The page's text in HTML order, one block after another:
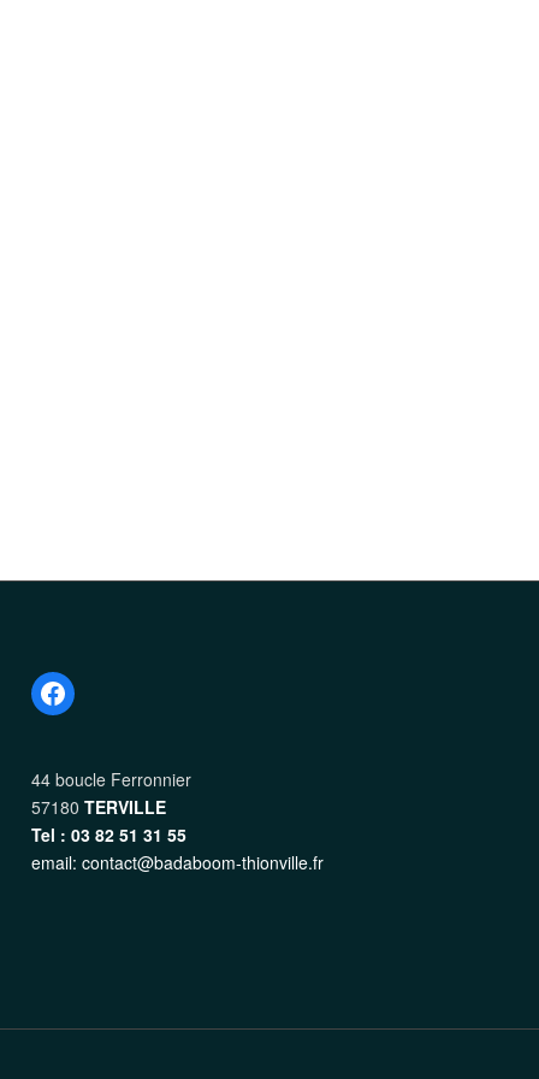
Facebook
44 boucle Ferronnier
57180TERVILLE
Tel : 03 82 51 31 55
email: contact@badaboom-thionville.fr